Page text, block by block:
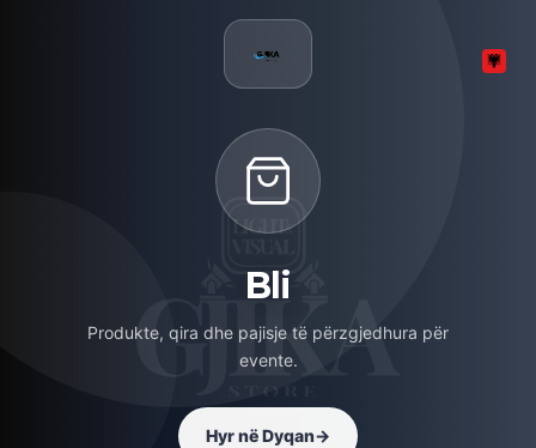
Bli
Produkte, qira dhe pajisje të përzgjedhura për
evente.
Hyr në Dyqan→